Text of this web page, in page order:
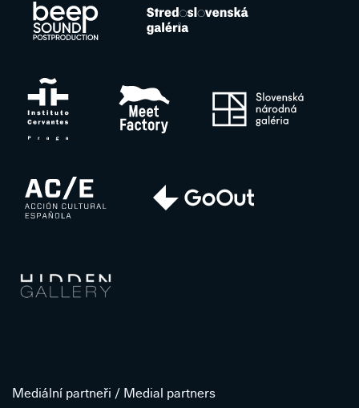
Mediální partneři / Medial partners